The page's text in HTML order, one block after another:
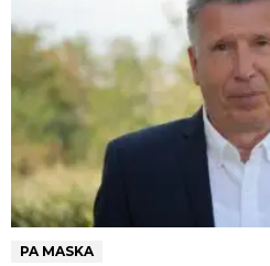
PA MASKA